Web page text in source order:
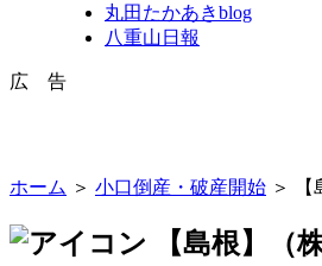
丸田たかあきblog
八重山日報
広 告
ホーム ＞ 小口倒産・破産開始 ＞
【島根】（